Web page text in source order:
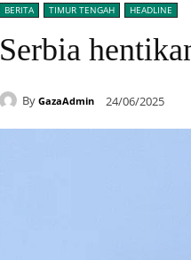
BERITA TIMUR TENGAH HEADLINE
Serbia
By GazaAdmin 24/06/2025